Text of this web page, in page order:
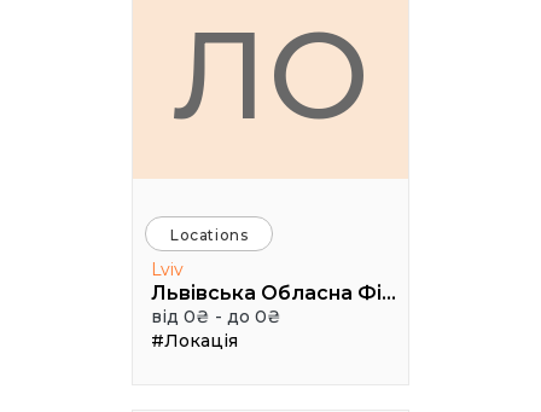
ЛО
Locations
Lviv
Львівська Обласна Філармонія
від 0₴ - до 0₴
#Локація